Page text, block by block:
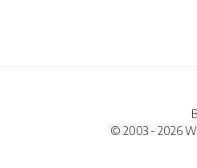
© 2003 - 2026